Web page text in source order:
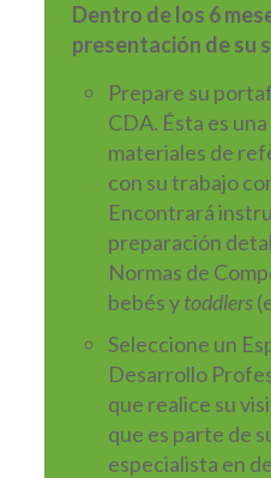
Dentro de los 6
presentación de su
Prepare su
CDA. Ésta es
materiales de
con su trabajo
Encontrará
preparación
Normas de
bebés ytoddlers
Seleccione un
Desarrollo
que realice su
que es parte de
especialista en